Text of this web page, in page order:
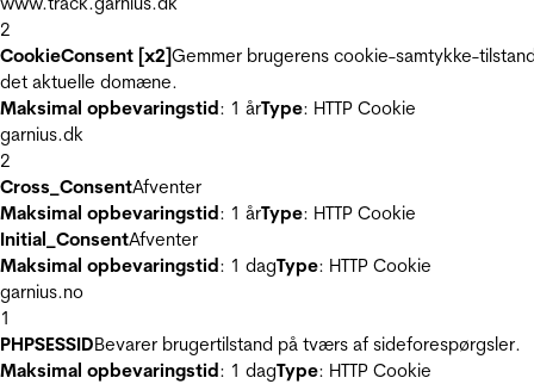
2
CookieConsent [x2]Gemmer brugerens cookie-samtykke-
det aktuelle domæne.
Maksimal opbevaringstid: 1 årType: HTTP Cookie
garnius.dk
2
Cross_ConsentAfventer
Maksimal opbevaringstid: 1 årType: HTTP Cookie
Initial_ConsentAfventer
Maksimal opbevaringstid: 1 dagType: HTTP Cookie
garnius.no
1
PHPSESSIDBevarer brugertilstand på tværs af sideforespørgsler.
Maksimal opbevaringstid: 1 dagType: HTTP Cookie